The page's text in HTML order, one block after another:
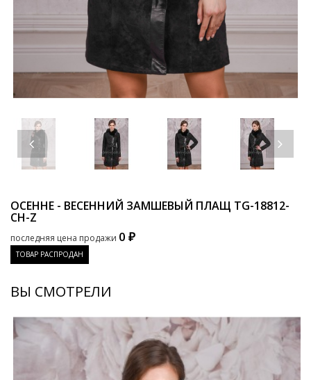
ОСЕННЕ - ВЕСЕННИЙ ЗАМШЕВЫЙ ПЛАЩ TG-18812-
CH-Z
последняя цена продажи 0 ₽
ТОВАР РАСПРОДАН
ВЫ СМОТРЕЛИ